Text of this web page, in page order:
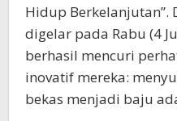
Hidup Berkelanjutan”.
digelar pada Rabu (4
berhasil mencuri
inovatif mereka:
bekas menjadi baju